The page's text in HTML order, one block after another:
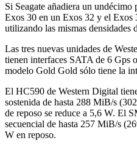
Si Seagate añadiera un
Exos 30 en un Exos 32 y el Exos
utilizando las mismas densidades
Las tres nuevas unidades de
tienen interfaces SATA de 6 Gps
modelo Gold Gold sólo tiene la
El HC590 de Western Digital
sostenida de hasta 288 MiB/s
de reposo se reduce a 5,6 W. El
secuencial de hasta 257 MiB/s
W en reposo.